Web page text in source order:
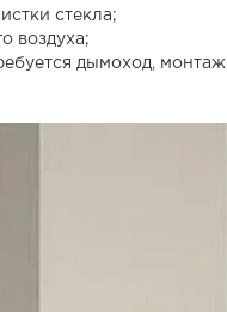
стекла;
воздуха;
дымоход, монтаж